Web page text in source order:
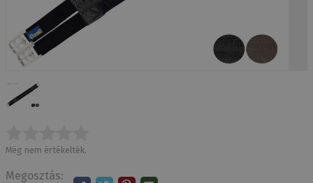
Még nem értékelték.
Megosztás: